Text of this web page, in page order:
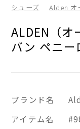
シューズ Alden オ
ALDEN（オ
バン ペニー
ブランド名
アイテム名